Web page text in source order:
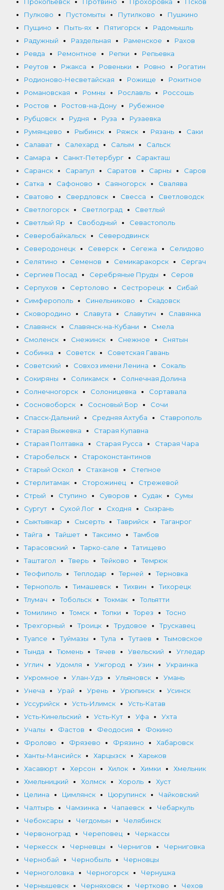
Пулково
Пустомыты Путилково
Пушкино
Пущино
Пыть-ях Пятигорск
Радомышль
Радужный
Раздельная Раменское
Рахов
Ревда
Ремонтное Репки
Репьевка
Реутов
Ржакса Ровеньки Ровно
Рогатин
Родионово-Несветайская
Рожище
Рокитное
Романовская
Ромны Рославль
Россошь
Ростов
Ростов-на-Дону
Рубежное
Рубцовск
Рудня Руза
Рузаевка
Румянцево
Рыбинск Ряжск Рязань
Саки
Салават
Салехард Салым
Сальск
Самара
Санкт-Петербург
Саракташ
Саранск
Сарапул Саратов Сарны
Саров
Сатка
Сафоново Саяногорск
Свалява
Сватово
Свердловск Свесса
Светловодск
Светлогорск
Светлоград
Светлый
Светлый Яр
Свободный
Севастополь
Северобайкальск
Северодвинск
Северодонецк
Северск Сегежа
Селидово
Селятино
Семенов Семикаракорск
Сергач
Сергиев Посад
Серебряные Пруды
Серов
Серпухов
Сертолово Сестрорецк
Сибай
Симферополь
Синельниково
Скадовск
Сковородино
Славута Славутич
Славянка
Славянск
Славянск-на-Кубани
Смела
Смоленск
Снежинск Снежное
Снятын
Собинка
Советск
Советская Гавань
Советский
Совхоз имени Ленина
Сокаль
Сокиряны
Соликамск
Солнечная Долина
Солнечногорск
Солоницевка
Сортавала
Сосновоборск
Сосновый Бор
Сочи
Спасск-Дальний
Средняя Ахтуба
Ставрополь
Старая Выжевка
Старая Купавна
Старая Полтавка
Старая Русса
Старая Чара
Старобельск
Староконстантинов
Старый Оскол
Стаханов
Степное
Стерлитамак
Сторожинец
Стрежевой
Стрый
Ступино Суворов Судак
Сумы
Сургут
Сухой Лог Сходня
Сызрань
Сыктывкар
Сысерть Таврийск
Таганрог
Тайга
Тайшет Таксимо
Тамбов
Тарасовский
Тарко-сале
Татищево
Таштагол
Тверь Тейково
Темрюк
Теофиполь
Теплодар Терней
Терновка
Тернополь
Тимашевск Тихвин
Тихорецк
Тлумач
Тобольск Токмак
Тольятти
Томилино
Томск Топки Торез
Тосно
Трехгорный
Троицк Трудовое
Трускавец
Туапсе
Туймазы Тула Тутаев
Тымовское
Тында
Тюмень Тячев Увельский
Угледар
Углич
Удомля Ужгород Узин
Украинка
Укромное
Улан-Удэ Ульяновск
Умань
Унеча
Урай Урень Урюпинск
Усинск
Уссурийск
Усть-Илимск
Усть-Катав
Усть-Кинельский
Усть-Кут Уфа
Ухта
Учалы
Фастов Феодосия
Фокино
Фролово
Фрязево Фрязино
Хабаровск
Ханты-Мансийск
Харцызск
Харьков
Хасавюрт
Херсон Хилок Химки
Хмельник
Хмельницкий
Холмск Хороль
Хуст
Целина
Цимлянск Цюрупинск
Чайковский
Чалтырь
Чамзинка Чапаевск
Чебаркуль
Чебоксары
Чегдомын
Челябинск
Червоноград
Череповец
Черкассы
Черкесск
Черневцы Чернигов
Черниговка
Чернобай
Чернобыль
Черновцы
Черноголовка
Черногорск
Чернушка
Чернышевск
Черняховск Чертково
Чехов